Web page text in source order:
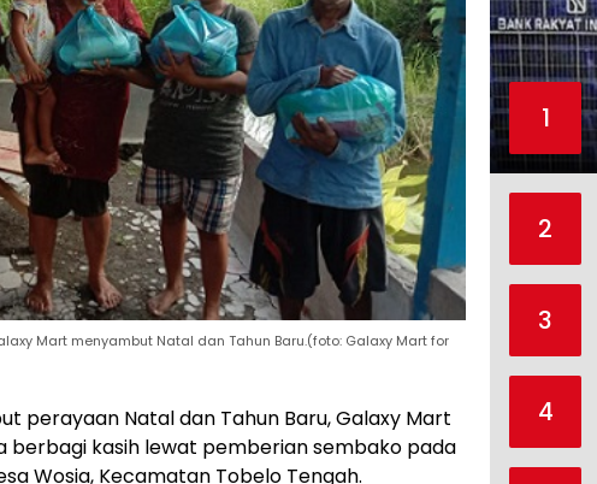
Mart menyambut Natal dan Tahun Baru.(foto: Galaxy Mart for
perayaan Natal dan Tahun Baru, Galaxy Mart
berbagi kasih lewat pemberian sembako pada
Wosia, Kecamatan Tobelo Tengah.
1
2
3
4